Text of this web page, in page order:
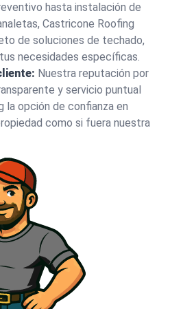
hasta instalación de
Castricone Roofing
de soluciones de techado,
necesidades específicas.
Nuestra reputación por
y servicio puntual
la opción de confianza en
como si fuera nuestra